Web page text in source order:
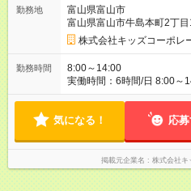
勤務地
富山県富山市
富山県富山市牛島本町2丁目
株式会社キッズコーポレ
勤務時間
8:00～14:00
実働時間：6時間/日 8:00～
2回 ＊週20時間未満の扶養内勤務 ＊休憩は法定通り（6時間を超
により、勤務時間の調整を
気になる！ 応
掲載元企業名 株式会社キ